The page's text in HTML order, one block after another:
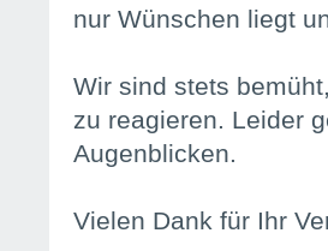
nur Wünschen liegt
Wir sind stets
zu reagieren. Leider
Augenblicken.
Vielen Dank für Ihr